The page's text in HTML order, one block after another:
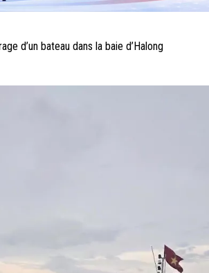
d’un bateau dans la baie d’Halong